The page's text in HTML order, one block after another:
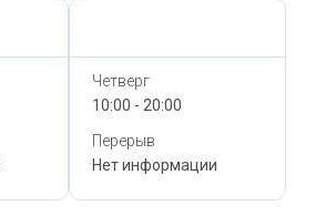
Четверг
10:00 - 20:00
Перерыв
Нет информации